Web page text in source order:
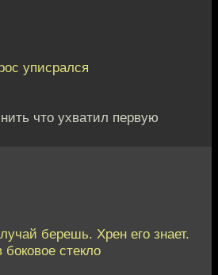
уписрался
что ухватил первую
берешь. Хрен его знает.
стекло